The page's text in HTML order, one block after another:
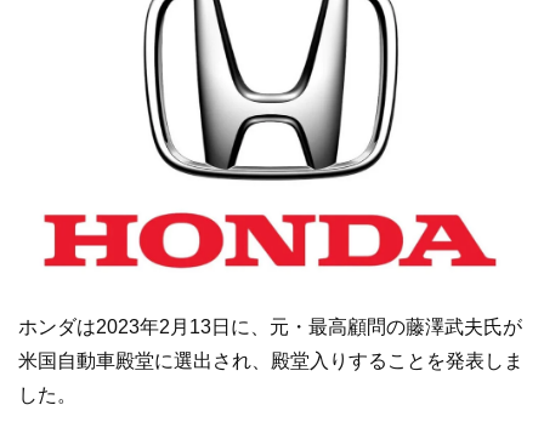
ホンダは2023年2月13日に、元・最高顧問の藤澤武夫氏が
米国自動車殿堂に選出され、殿堂入りすることを発表しま
した。